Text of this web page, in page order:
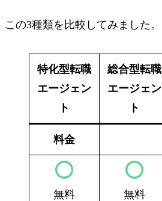
この3種類を比較してみました。
特化型転職
エージェン
ト
総合型転職
エージェン
ト
料金
無料 無料